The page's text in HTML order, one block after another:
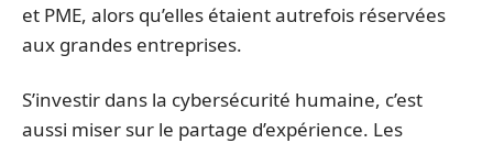
et PME, alors qu’elles étaient autrefois réservées
aux grandes entreprises.
S’investir dans la cybersécurité humaine, c’est
aussi miser sur le partage d’expérience. Les